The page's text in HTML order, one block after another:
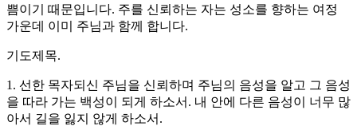
쁨이기 때문입니다. 주를 신뢰하는 자는 성소를 향하는 여정
가운데 이미 주님과 함께 합니다.
기도제목.
1. 선한 목자되신 주님을 신뢰하며 주님의 음성을 알고 그 음성
을 따라 가는 백성이 되게 하소서. 내 안에 다른 음성이 너무 많
아서 길을 잃지 않게 하소서.